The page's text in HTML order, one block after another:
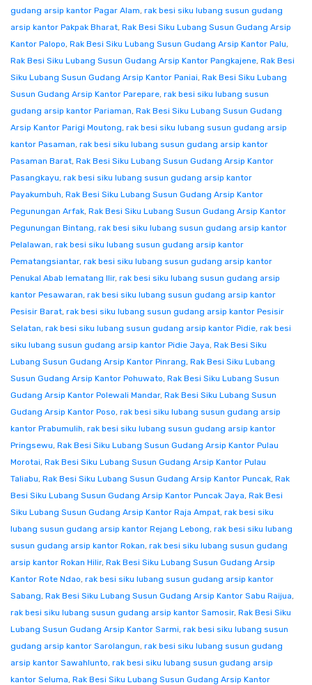
gudang arsip kantor Pagar Alam, rak besi siku lubang susun gudang
arsip kantor Pakpak Bharat, Rak Besi Siku Lubang Susun Gudang Arsip
Kantor Palopo, Rak Besi Siku Lubang Susun Gudang Arsip Kantor Palu,
Rak Besi Siku Lubang Susun Gudang Arsip Kantor Pangkajene, Rak Besi
Siku Lubang Susun Gudang Arsip Kantor Paniai, Rak Besi Siku Lubang
Susun Gudang Arsip Kantor Parepare, rak besi siku lubang susun
gudang arsip kantor Pariaman, Rak Besi Siku Lubang Susun Gudang
Arsip Kantor Parigi Moutong, rak besi siku lubang susun gudang arsip
kantor Pasaman, rak besi siku lubang susun gudang arsip kantor
Pasaman Barat, Rak Besi Siku Lubang Susun Gudang Arsip Kantor
Pasangkayu, rak besi siku lubang susun gudang arsip kantor
Payakumbuh, Rak Besi Siku Lubang Susun Gudang Arsip Kantor
Pegunungan Arfak, Rak Besi Siku Lubang Susun Gudang Arsip Kantor
Pegunungan Bintang, rak besi siku lubang susun gudang arsip kantor
Pelalawan, rak besi siku lubang susun gudang arsip kantor
Pematangsiantar, rak besi siku lubang susun gudang arsip kantor
Penukal Abab lematang Ilir, rak besi siku lubang susun gudang arsip
kantor Pesawaran, rak besi siku lubang susun gudang arsip kantor
Pesisir Barat, rak besi siku lubang susun gudang arsip kantor Pesisir
Selatan, rak besi siku lubang susun gudang arsip kantor Pidie, rak besi
siku lubang susun gudang arsip kantor Pidie Jaya, Rak Besi Siku
Lubang Susun Gudang Arsip Kantor Pinrang, Rak Besi Siku Lubang
Susun Gudang Arsip Kantor Pohuwato, Rak Besi Siku Lubang Susun
Gudang Arsip Kantor Polewali Mandar, Rak Besi Siku Lubang Susun
Gudang Arsip Kantor Poso, rak besi siku lubang susun gudang arsip
kantor Prabumulih, rak besi siku lubang susun gudang arsip kantor
Pringsewu, Rak Besi Siku Lubang Susun Gudang Arsip Kantor Pulau
Morotai, Rak Besi Siku Lubang Susun Gudang Arsip Kantor Pulau
Taliabu, Rak Besi Siku Lubang Susun Gudang Arsip Kantor Puncak, Rak
Besi Siku Lubang Susun Gudang Arsip Kantor Puncak Jaya, Rak Besi
Siku Lubang Susun Gudang Arsip Kantor Raja Ampat, rak besi siku
lubang susun gudang arsip kantor Rejang Lebong, rak besi siku lubang
susun gudang arsip kantor Rokan, rak besi siku lubang susun gudang
arsip kantor Rokan Hilir, Rak Besi Siku Lubang Susun Gudang Arsip
Kantor Rote Ndao, rak besi siku lubang susun gudang arsip kantor
Sabang, Rak Besi Siku Lubang Susun Gudang Arsip Kantor Sabu Raijua,
rak besi siku lubang susun gudang arsip kantor Samosir, Rak Besi Siku
Lubang Susun Gudang Arsip Kantor Sarmi, rak besi siku lubang susun
gudang arsip kantor Sarolangun, rak besi siku lubang susun gudang
arsip kantor Sawahlunto, rak besi siku lubang susun gudang arsip
kantor Seluma, Rak Besi Siku Lubang Susun Gudang Arsip Kantor